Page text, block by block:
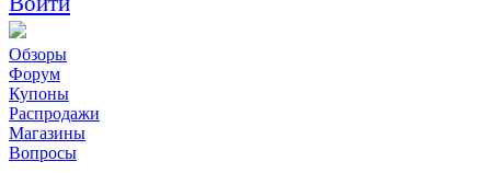
Обзоры
Форум
Купоны
Распродажи
Магазины
Вопросы